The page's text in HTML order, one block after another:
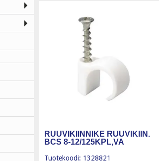
RUUVIKIINNIKE RUUVIKIIN.
BCS 8-12/125KPL,VA
Tuotekoodi: 1328821